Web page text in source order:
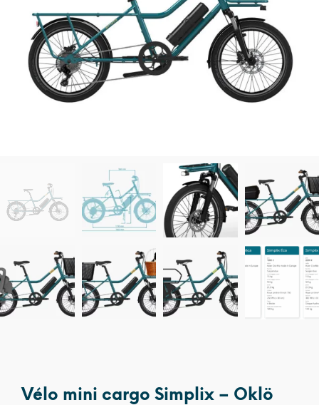
Vélo mini cargo Simplix – Oklö